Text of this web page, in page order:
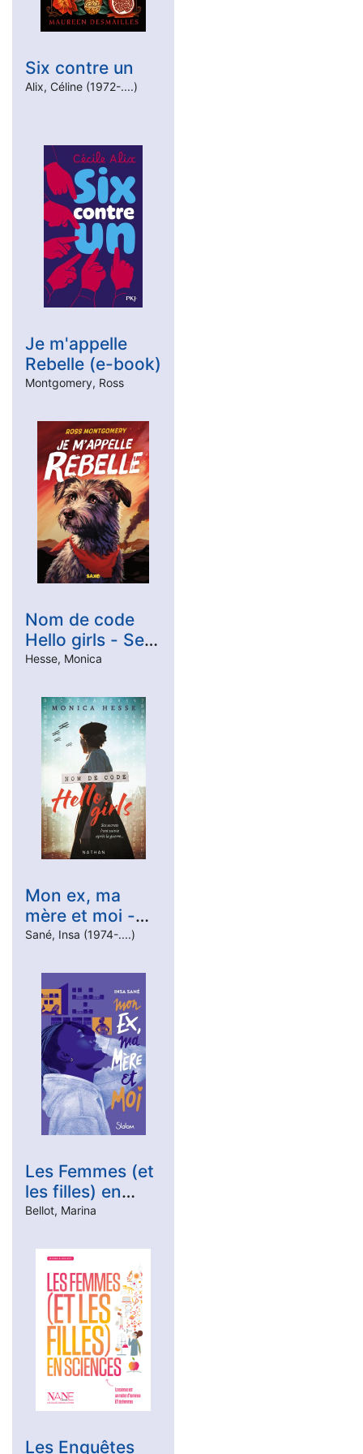
Six contre un
Alix, Céline (1972-....)
Je m'appelle
Rebelle (e-book)
Montgomery, Ross
Nom de code
Hello girls - Ses
secrets l'ont
guerre - Young
Adult
Hesse, Monica
Mon ex, ma
mère et moi -
Roman ado -
Amour - Famille
Sané, Insa (1974-....)
Les Femmes (et
les filles) en
science
Bellot, Marina
Les Enquêtes